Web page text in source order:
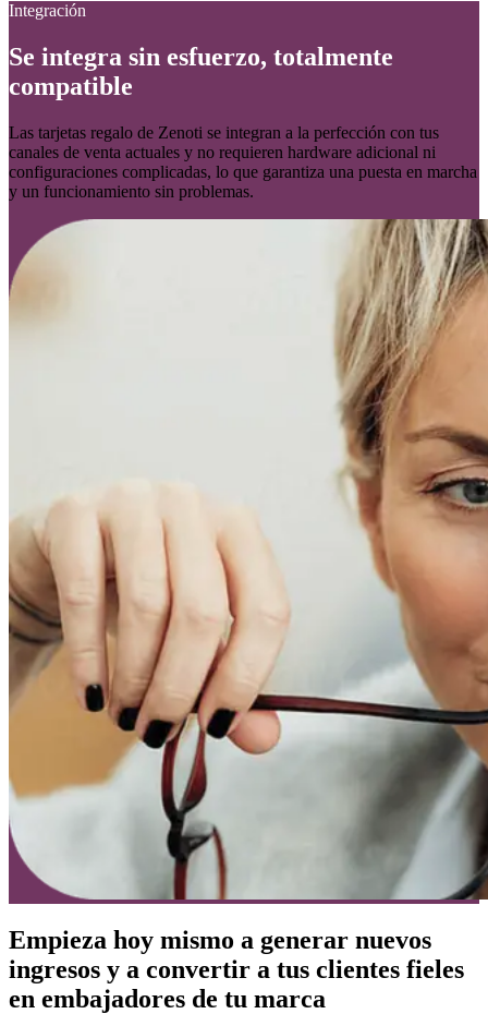
Integración
Se integra sin esfuerzo, totalmente
compatible
Las tarjetas regalo de Zenoti se integran a la perfección con tus
canales de venta actuales y no requieren hardware adicional ni
configuraciones complicadas, lo que garantiza una puesta en marcha
y un funcionamiento sin problemas.
Empieza hoy mismo a generar nuevos
ingresos y a convertir a tus clientes fieles
en embajadores de tu marca